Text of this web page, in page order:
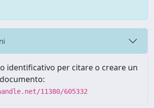
identificativo per citare o creare un
11380/605332